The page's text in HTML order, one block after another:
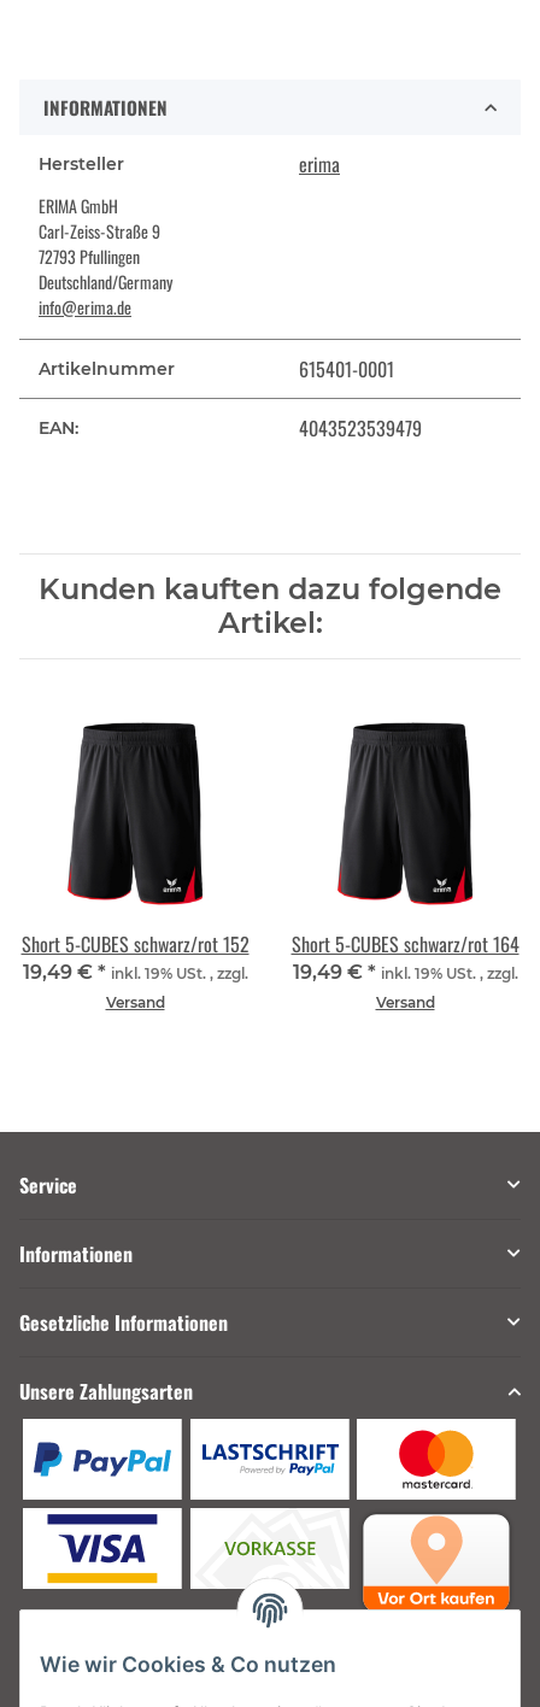
INFORMATIONEN
Hersteller erima
ERIMA GmbH
Carl-Zeiss-Straße 9
72793 Pfullingen
Deutschland/Germany
info@erima.de
Artikelnummer 615401-0001
EAN: 4043523539479
Kunden kauften dazu folgende
Artikel:
Short 5-CUBES schwarz/rot 152
19,49 € * inkl. 19% USt. , zzgl.
Versand
Short 5-CUBES schwarz/rot 164
19,49 € * inkl. 19% USt. , zzgl.
Versand
Service
Informationen
Gesetzliche Informationen
Unsere Zahlungsarten
Unsere Versanddienstleister
Wie wir Cookies & Co nutzen